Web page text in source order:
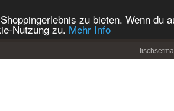
zu bieten. Wenn du
Nutzung zu. Mehr Info